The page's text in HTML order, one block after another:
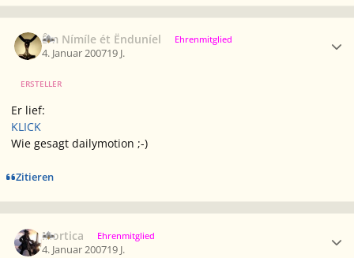
Êm Nímíle ét Ënduníel Ehrenmitglied
4. Januar 200719 J.
ERSTELLER
Er lief:
KLICK
Wie gesagt dailymotion ;-)
Zitieren
Mortica Ehrenmitglied
4. Januar 200719 J.